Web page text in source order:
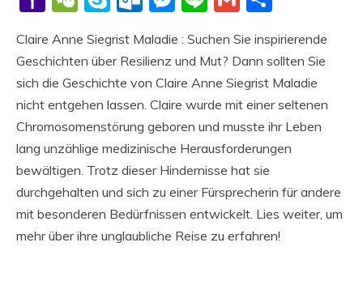
Claire Anne Siegrist Maladie : Suchen Sie inspirierende
Geschichten über Resilienz und Mut? Dann sollten Sie
sich die Geschichte von Claire Anne Siegrist Maladie
nicht entgehen lassen. Claire wurde mit einer seltenen
Chromosomenstörung geboren und musste ihr Leben
lang unzählige medizinische Herausforderungen
bewältigen. Trotz dieser Hindernisse hat sie
durchgehalten und sich zu einer Fürsprecherin für andere
mit besonderen Bedürfnissen entwickelt. Lies weiter, um
mehr über ihre unglaubliche Reise zu erfahren!